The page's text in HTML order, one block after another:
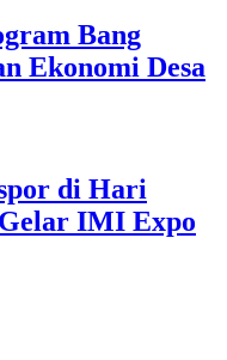
Bang
Ekonomi Desa
di Hari
IMI Expo